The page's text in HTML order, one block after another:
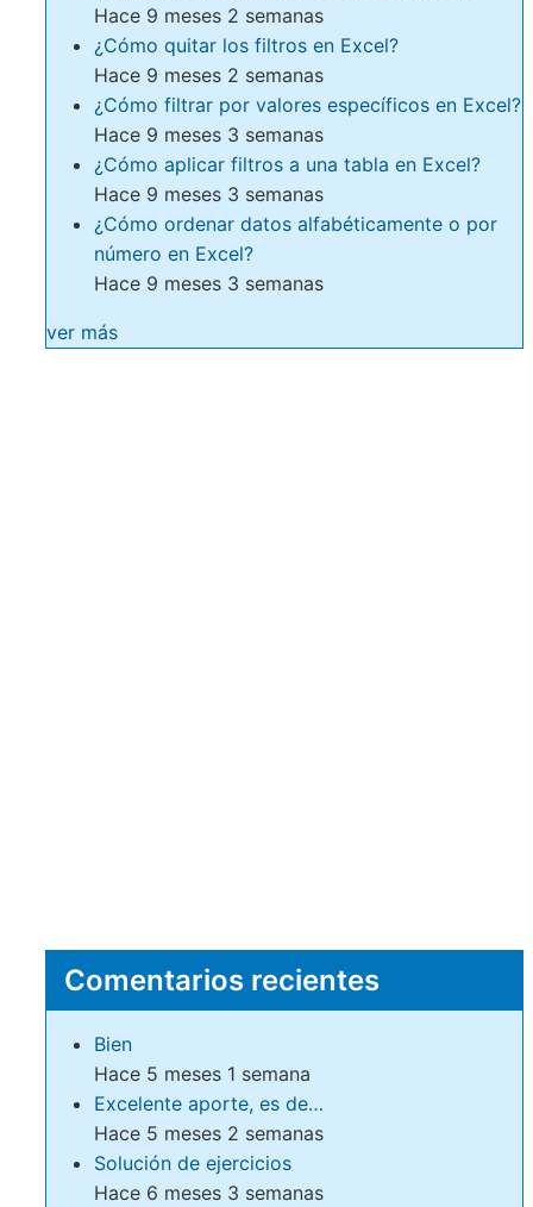
Hace 9 meses 2 semanas
¿Cómo quitar los filtros en Excel?
Hace 9 meses 2 semanas
¿Cómo filtrar por valores específicos en Excel?
Hace 9 meses 3 semanas
¿Cómo aplicar filtros a una tabla en Excel?
Hace 9 meses 3 semanas
¿Cómo ordenar datos alfabéticamente o por
número en Excel?
Hace 9 meses 3 semanas
ver más
Comentarios recientes
Bien
Hace 5 meses 1 semana
Excelente aporte, es de…
Hace 5 meses 2 semanas
Solución de ejercicios
Hace 6 meses 3 semanas